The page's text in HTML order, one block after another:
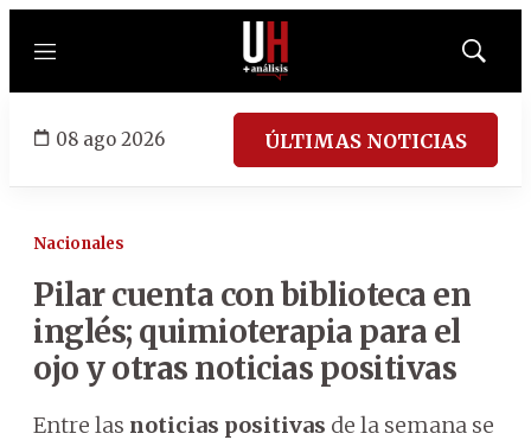
Menú
Mostrar
08 ago 2026 ÚLTIMAS NOTICIAS
Nacionales
Pilar cuenta con biblioteca en
inglés; quimioterapia para el
ojo y otras noticias positivas
Entre las noticias positivas de la semana se